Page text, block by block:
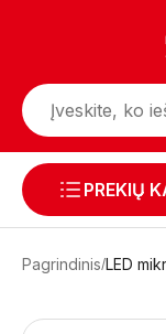
PREKIŲ
Pagrindinis LED